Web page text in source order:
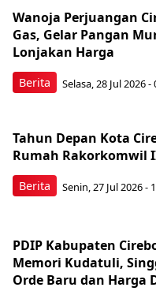
Berita
Wanoja Perjuangan
Gas, Gelar Pangan
Lonjakan Harga
Selasa, 28 Jul 2026 -
Berita
Tahun Depan Kota
Rumah Rakorkomwil
Senin, 27 Jul 2026 -
PDIP Kabupaten
Memori Kudatuli,
Orde Baru dan Harga